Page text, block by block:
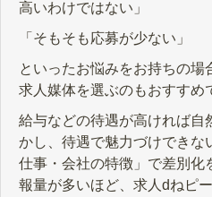
高いわけではない」
「そもそも応募が少ない」
といったお悩みをお持ちの
求人媒体を選ぶのもおすすめ
給与などの待遇が高ければ自
かし、待遇で魅力づけできな
仕事・会社の特徴」で差別化
報量が多いほど、求人dねピ